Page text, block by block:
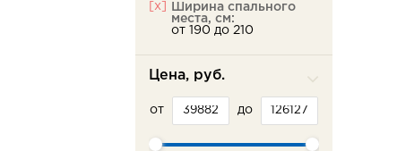
[x]
Ширина спального
места, см:
от 190 до 210
Цена, руб.
от до